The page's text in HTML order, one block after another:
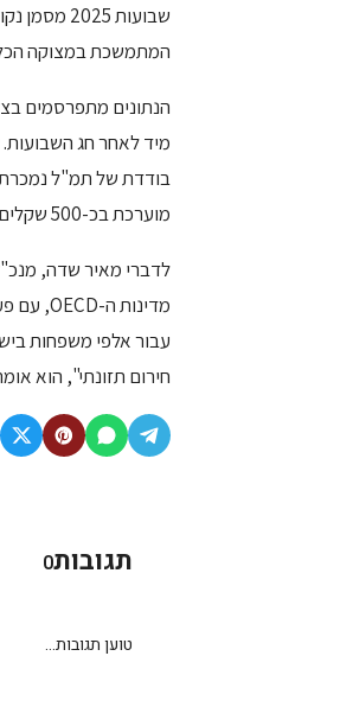
שבועות
המתמשכת במצוקה
מוערכת בכ-500 שקלים – אחד מסעיפי ההוצאה המרכזיים עבור משפחות לתינוקות.
לדברי מאיר שדה,
עבור אלפי משפחות
חירום תזונתי", הוא
תגובות0
טוען תגובות...